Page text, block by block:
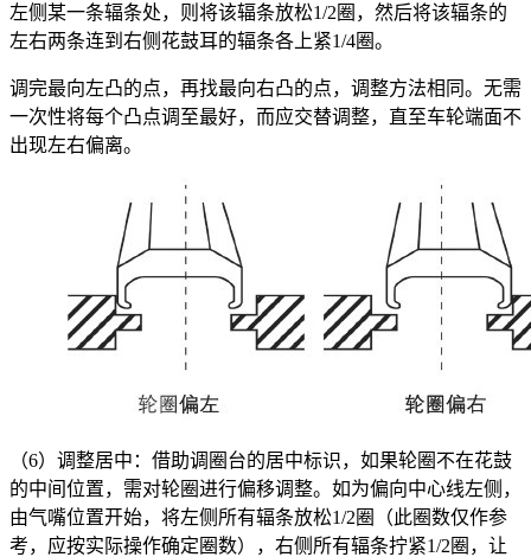
左侧某一条辐条处，则将该辐条放松1/2圈，然后将该辐条的
左右两条连到右侧花鼓耳的辐条各上紧1/4圈。
调完最向左凸的点，再找最向右凸的点，调整方法相同。无需
一次性将每个凸点调至最好，而应交替调整，直至车轮端面不
出现左右偏离。
（6）调整居中：借助调圈台的居中标识，如果轮圈不在花鼓
的中间位置，需对轮圈进行偏移调整。如为偏向中心线左侧，
由气嘴位置开始，将左侧所有辐条放松1/2圈（此圈数仅作参
考，应按实际操作确定圈数），右侧所有辐条拧紧1/2圈，让